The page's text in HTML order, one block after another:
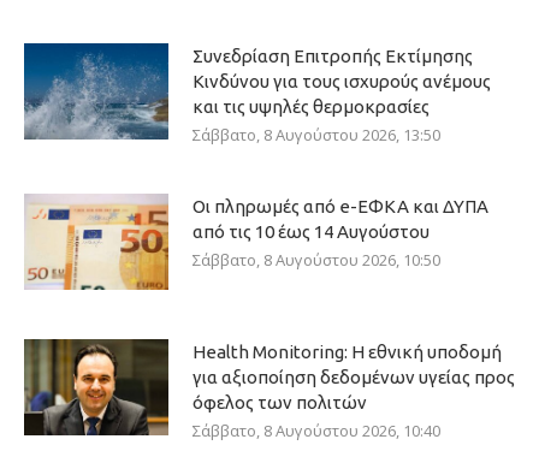
Συνεδρίαση Επιτροπής Εκτίμησης
Κινδύνου για τους ισχυρούς ανέμους
και τις υψηλές θερμοκρασίες
Σάββατο, 8 Αυγούστου 2026, 13:50
Οι πληρωμές από e-ΕΦΚΑ και ΔΥΠΑ
από τις 10 έως 14 Αυγούστου
Σάββατο, 8 Αυγούστου 2026, 10:50
Health Monitoring: Η εθνική υποδομή
για αξιοποίηση δεδομένων υγείας προς
όφελος των πολιτών
Σάββατο, 8 Αυγούστου 2026, 10:40